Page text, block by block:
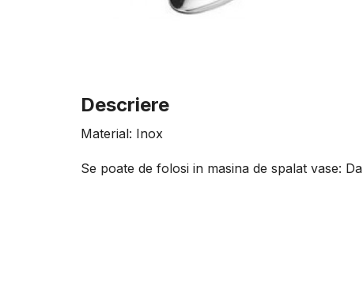
Descriere
Material: Inox
Se poate de folosi in masina de spalat vase: Da